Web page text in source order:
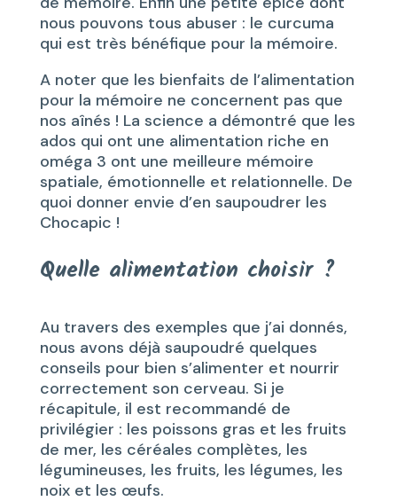
nous pouvons tous abuser : le curcuma
qui est très bénéfique pour la mémoire.
A noter que les bienfaits de l’alimentation
pour la mémoire ne concernent pas que
nos aînés ! La science a démontré que les
ados qui ont une alimentation riche en
oméga 3 ont une meilleure mémoire
spatiale, émotionnelle et relationnelle. De
quoi donner envie d’en saupoudrer les
Chocapic !
Quelle alimentation choisir ?
Au travers des exemples que j’ai donnés,
nous avons déjà saupoudré quelques
conseils pour bien s’alimenter et nourrir
correctement son cerveau. Si je
récapitule, il est recommandé de
privilégier : les poissons gras et les fruits
de mer, les céréales complètes, les
légumineuses, les fruits, les légumes, les
noix et les œufs.